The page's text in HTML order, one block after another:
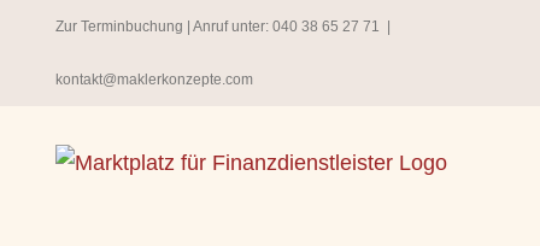
springen
Zur Terminbuchung | Anruf unter: 040 38 65 27 71
kontakt@maklerkonzepte.com